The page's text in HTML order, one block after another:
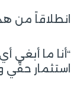
انطلاقاً من
“أنا ما أبغي
استثمار